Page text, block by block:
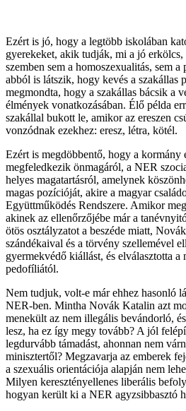
Ezért is jó, hogy a legtöbb iskolában
gyerekeket, akik tudják, mi a jó
szemben sem a homoszexualitás, sem
abból is látszik, hogy kevés a szakállas
megmondta, hogy a szakállas bácsik a
élmények vonatkozásában. Élő példa
szakállal bukott le, amikor az ereszen
vonzódnak ezekhez: eresz, létra, kötél.
Ezért is megdöbbentő, hogy a
megfeledkezik önmagáról, a NER
helyes magatartásról, amelynek
magas pozícióját, akire a magyar
Együttműködés Rendszere. Amikor
akinek az ellenőrzőjébe már a
ötös osztályzatot a beszéde miatt,
szándékaival és a törvény szellemével
gyermekvédő kiállást, és elválasztotta a
pedofíliától.
Nem tudjuk, volt-e már ehhez hasonló
NER-ben. Mintha Novák Katalin azt
menekült az nem illegális bevándorló,
lesz, ha ez így megy tovább? A jól
legdurvább támadást, ahonnan nem
minisztertől? Megzavarja az emberek
a szexuális orientációja alapján nem
Milyen keresztényellenes liberális
hogyan került ki a NER agyzsibbasztó